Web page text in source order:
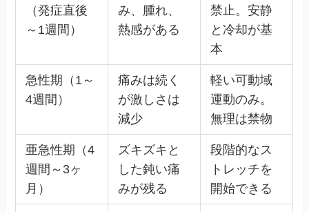
（発症直後
～1週間）
み、腫れ、
熱感がある
禁止。安静
と冷却が基
本
急性期（1～
4週間）
痛みは続く
が激しさは
減少
軽い可動域
運動のみ。
無理は禁物
亜急性期（4
週間～3ヶ
月）
ズキズキと
した鈍い痛
みが残る
段階的なス
トレッチを
開始できる